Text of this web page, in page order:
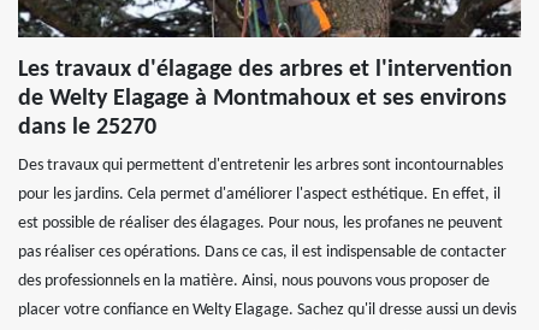
Les travaux d'élagage des arbres et l'intervention
de Welty Elagage à Montmahoux et ses environs
dans le 25270
Des travaux qui permettent d'entretenir les arbres sont incontournables
pour les jardins. Cela permet d'améliorer l'aspect esthétique. En effet, il
est possible de réaliser des élagages. Pour nous, les profanes ne peuvent
pas réaliser ces opérations. Dans ce cas, il est indispensable de contacter
des professionnels en la matière. Ainsi, nous pouvons vous proposer de
placer votre confiance en Welty Elagage. Sachez qu'il dresse aussi un devis